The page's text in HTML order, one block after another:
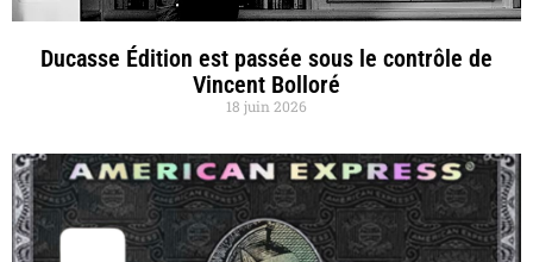
Ducasse Édition est passée sous le contrôle de
Vincent Bolloré
18 juin 2026